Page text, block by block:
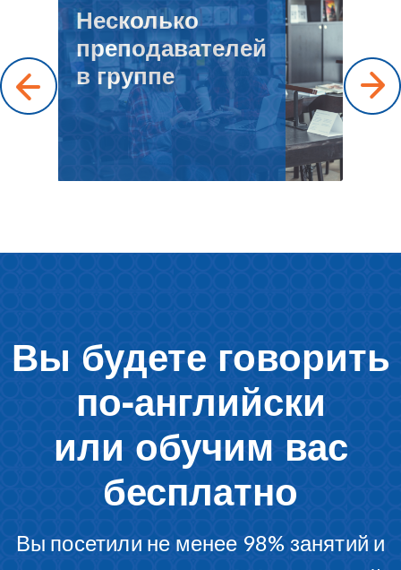
Несколько
преподавателей
в группе
Вы будете говорить
по-английски
или обучим вас
бесплатно
Вы посетили не менее 98% занятий и